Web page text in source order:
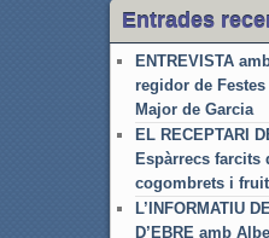
Entrades
ENTREVISTA
regidor de
Major de Garcia
EL RECEPTARI
Espàrrecs farcits
cogombrets i
L’INFORMATIU
D’EBRE amb